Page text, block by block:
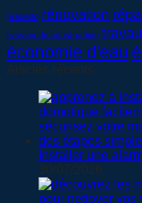
praxedo rénovation
travaux de construction
économie d'eau
Articles récents
Installer une
30/07/2026